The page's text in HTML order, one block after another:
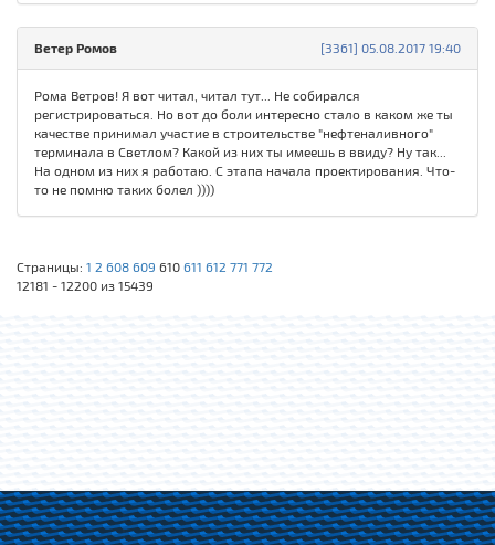
[3361] 05.08.2017 19:40
Ветер Ромов
Рома Ветров! Я вот читал, читал тут... Не собирался
регистрироваться. Но вот до боли интересно стало в каком же ты
качестве принимал участие в строительстве "нефтеналивного"
терминала в Светлом? Какой из них ты имеешь в ввиду? Ну так...
На одном из них я работаю. С этапа начала проектирования. Что-
то не помню таких болел ))))
Страницы: 1 2 608 609 610 611 612 771 772
12181 - 12200 из 15439